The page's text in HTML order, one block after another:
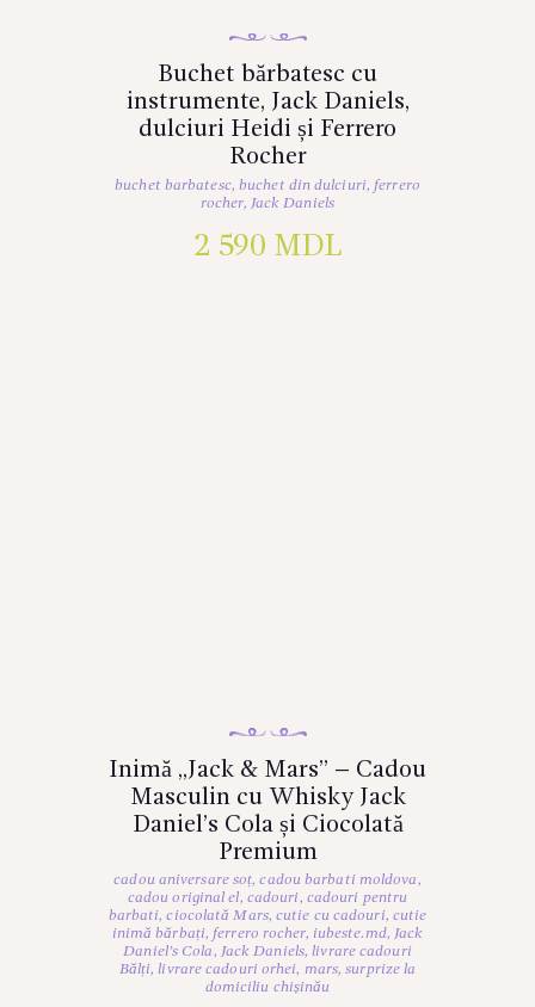
Buchet bărbatesc cu
instrumente, Jack Daniels,
dulciuri Heidi și Ferrero
Rocher
buchet barbatesc, buchet din dulciuri, ferrero
rocher, Jack Daniels
2 590 MDL
Inimă „Jack & Mars” – Cadou
Masculin cu Whisky Jack
Daniel’s Cola și Ciocolată
Premium
cadou aniversare soț,cadou barbati moldova,
cadou original el, cadouri, cadouri pentru
barbati,ciocolată Mars,cutie cu cadouri, cutie
inimă bărbați, ferrero rocher, iubeste.md, Jack
Daniel’s Cola, Jack Daniels,livrare cadouri
Bălți,livrare cadouri orhei, mars,surprize la
domiciliu chișinău